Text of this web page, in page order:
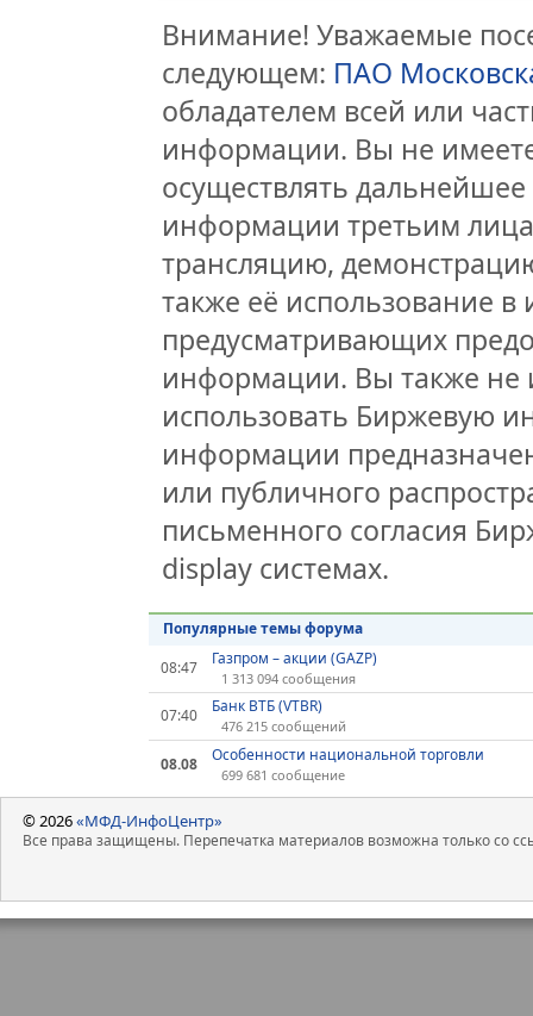
Внимание! Уважаемые
следующем: ПАО
обладателем всей или
информации. Вы не
осуществлять
информации третьим
трансляцию,
также её использование
предусматривающих
информации. Вы также не
использовать Биржевую
информации
или публичного
письменного согласия
display системах.
Популярные темы форума
08:47
Газпром – акции (GAZP)
1 313 094 сообщения
07:40 Банк ВТБ (VTBR)
476 215 сообщений
08.08 Особенности национальной торговли
699 681 сообщение
© 2026«МФД-ИнфоЦентр»
Все права защищены. Перепечатка материалов возможна только со